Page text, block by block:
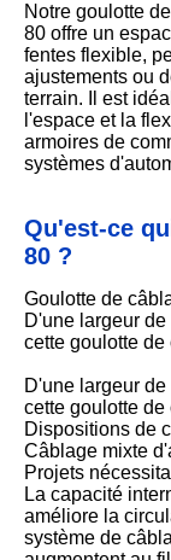
Notre goulotte
80 offre un
fentes flexible,
ajustements ou
terrain. Il est
l'espace et la
armoires de
systèmes
Qu'est-ce
80 ?
Goulotte de
D'une largeur
cette goulotte
D'une largeur
cette goulotte
Dispositions de
Câblage mixte
Projets
La capacité
améliore la
système de